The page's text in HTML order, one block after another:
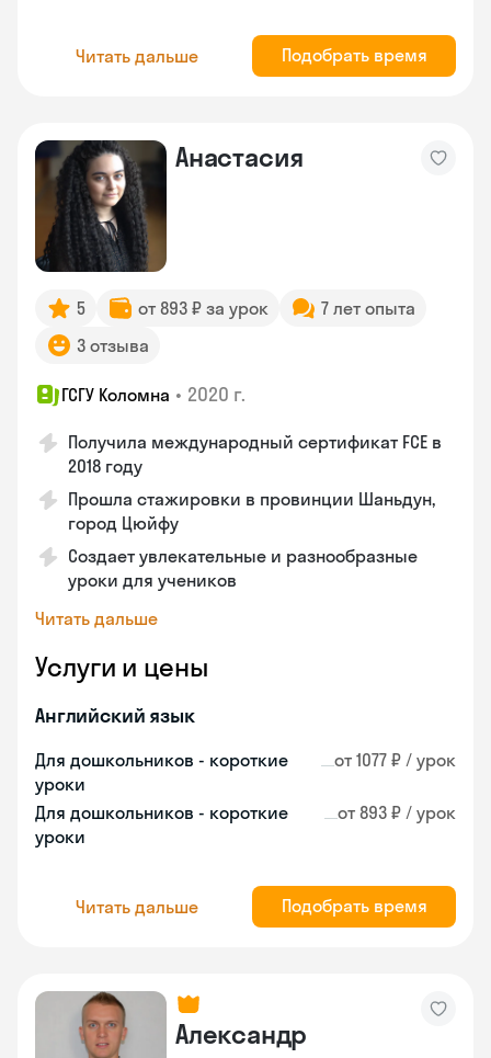
Читать дальше Подобрать время
Анастасия
5 от 893 ₽ за урок
7 лет опыта
3 отзыва
ГСГУ Коломна • 2020 г.
Получила международный сертификат FCE в
2018 году
Прошла стажировки в провинции Шаньдун,
город Цюйфу
Создает увлекательные и разнообразные
уроки для учеников
Читать дальше
Услуги и цены
Английский язык
Для дошкольников - короткие
уроки
от 1077 ₽ / урок
Для дошкольников - короткие
уроки
от 893 ₽ / урок
Читать дальше Подобрать время
Александр